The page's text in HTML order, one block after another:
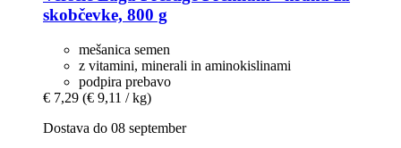
skobčevke, 800 g
mešanica semen
z vitamini, minerali in aminokislinami
podpira prebavo
€ 7,29 (€ 9,11 / kg)
Dostava do 08 september